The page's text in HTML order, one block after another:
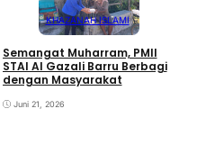
KHAZANAH ISLAMI
Semangat Muharram, PMII
STAI Al Gazali Barru Berbagi
dengan Masyarakat
Juni 21, 2026